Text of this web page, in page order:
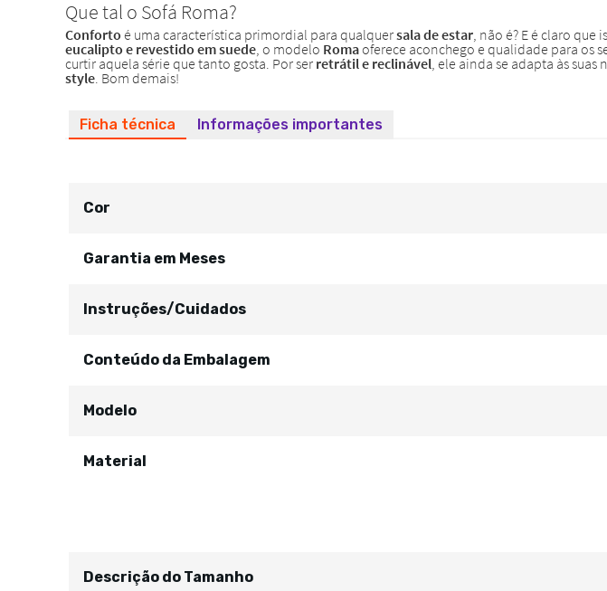
Ficha técnica Informações importantes
Cor
Garantia em Meses
Instruções/Cuidados
Conteúdo da Embalagem
Modelo
Material
Descrição do Tamanho